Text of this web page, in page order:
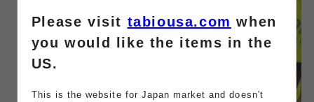
Please visit tabiousa.com when
you would like the items in the
US.
This is the website for Japan market and doesn't